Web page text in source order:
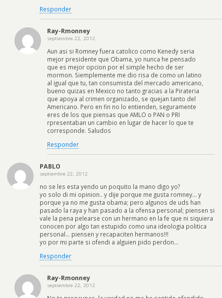
Responder
Ray-Rmonney
septiembre 22, 2012
Aun asi si Romney fuera catolico como Kenedy seria
mejor presidente que Obama, yo nunca he pensado
que es mejor opcion por el simple hecho de ser
mormon. Siemplemente me dio risa de como un latino
al igual que tu, tan consumista del mercado americano,
bueno quizas en Mexico no tanto gracias a la Pirateria
que apoya al crimen organizado, se quejan tanto del
Americano. Pero en fin no lo entienden, seguramente
eres de los que piensas que AMLO o PAN o PRI
rpresentaban un cambio en lugar de hacer lo que te
corresponde. Saludos
Responder
PABLO
septiembre 22, 2012
no se les esta yendo un poquito la mano digo yo?
yo solo di mi opinion.. y dije porque me gusta romney… y
porque ya no me gusta obama; pero algunos de uds han
pasado la raya y han pasado a la ofensa personal; piensen si
vale la pena pelearse con un hermano en la fe que ni siquiera
conocen por algo tan estupido como una ideologia politica
personal… piensen y recapaciten hermanos!!!
yo por mi parte si ofendi a alguien pido perdon…
Responder
Ray-Rmonney
septiembre 22, 2012